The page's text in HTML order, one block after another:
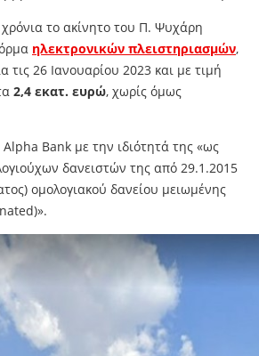
το ακίνητο του Π. Ψυχάρη
ηλεκτρονικών πλειστηριασμών,
τις 26 Ιανουαρίου 2023 και με τιμή
2,4 εκατ. ευρώ, χωρίς όμως
Bank με την ιδιότητά της «ως
δανειστών της από 29.1.2015
ομολογιακού δανείου μειωμένης